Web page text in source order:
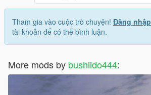
Tham gia vào cuộc trò chuyện! Đăng nhập
tài khoản để có thể bình luận.
More mods by bushiido444: